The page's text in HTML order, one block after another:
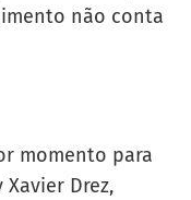
não conta
momento para
Drez,